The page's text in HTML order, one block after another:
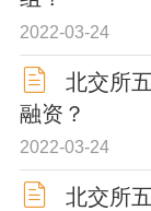
2022-03-24
北交所
融资？
2022-03-24
北交所